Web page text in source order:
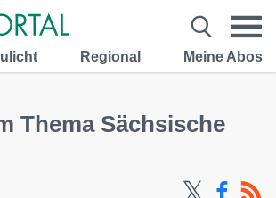
Regional Meine Abos
Thema Sächsische